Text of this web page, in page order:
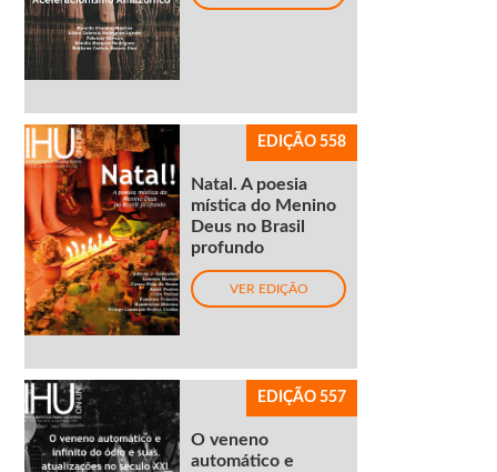
EDIÇÃO 558
Natal. A poesia
mística do Menino
Deus no Brasil
profundo
VER EDIÇÃO
EDIÇÃO 557
O veneno
automático e